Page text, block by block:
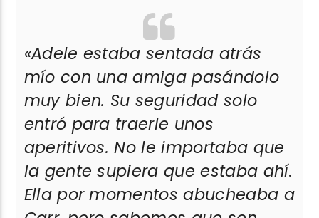
«Adele estaba sentada atrás
mío con una amiga pasándolo
muy bien. Su seguridad solo
entró para traerle unos
aperitivos. No le importaba que
la gente supiera que estaba ahí.
Ella por momentos abucheaba a